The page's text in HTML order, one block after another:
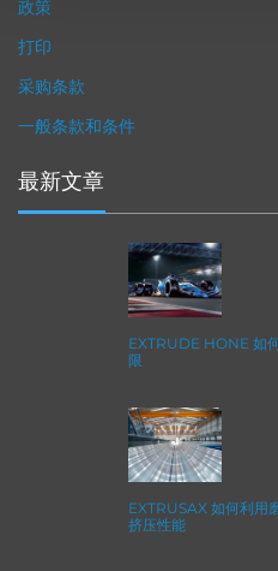
政策
打印
采购条款
一般条款和条件
最新文章
EXTRUDE HONE 如
限
EXTRUSAX 如何利用
挤压性能